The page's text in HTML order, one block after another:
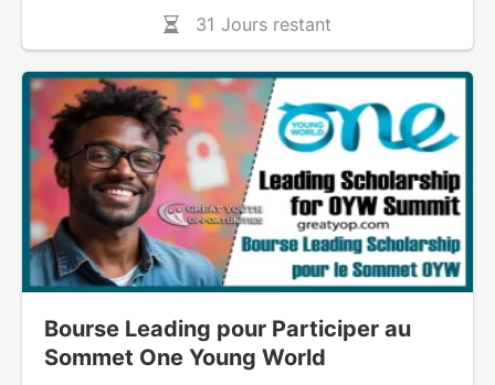
31 Jours restant
Bourse Leading pour Participer au
Sommet One Young World